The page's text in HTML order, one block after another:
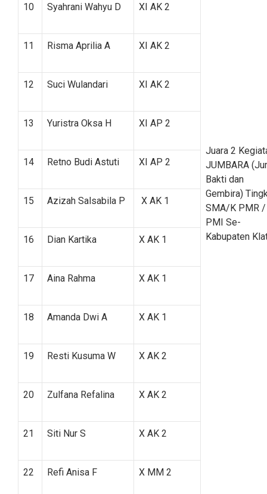
Juara 2
JUMBARA
Bakti dan
Gembira)
SMA/K PMR /
PMI Se-
Kabupaten
10 Syahrani Wahyu D XI AK 2
11 Risma Aprilia A XI AK 2
12 Suci Wulandari XI AK 2
13 Yuristra Oksa H XI AP 2
14 Retno Budi Astuti XI AP 2
15 Azizah Salsabila P X AK 1
16 Dian Kartika X AK 1
17 Aina Rahma X AK 1
18 Amanda Dwi A X AK 1
19 Resti Kusuma W X AK 2
20 Zulfana Refalina X AK 2
21 Siti Nur S X AK 2
22 Refi Anisa F X MM 2